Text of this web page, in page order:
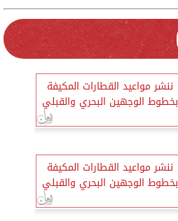
ننشر مواعيد القطارات المكيفة
بخطوط الوجهين البحري والقبلي
ننشر مواعيد القطارات المكيفة
بخطوط الوجهين البحري والقبلي